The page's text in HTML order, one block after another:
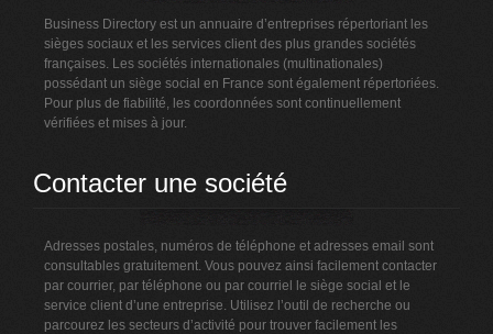
Business Directory est un annuaire d’entreprises répertoriant les
sièges sociaux et les services client des plus grandes sociétés
françaises. Les sociétés internationales (multinationales)
possédant un siège social en France sont également répertoriées.
Pour plus de fiabilité, les coordonnées sont continuellement
vérifiées et mises à jour.
Contacter une société
Adresses postales, numéros de téléphone et adresses email sont
consultables gratuitement. Vous pouvez ainsi facilement contacter
par courrier, par téléphone ou par courriel le siège social et le
service client d’une entreprise. Utilisez l’outil de recherche ou
parcourez les secteurs d’activité pour trouver facilement les